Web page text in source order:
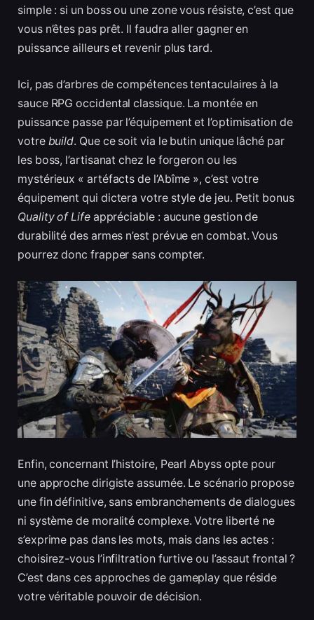
simple : si un boss ou une zone vous résiste, c’est que
vous n’êtes pas prêt. Il faudra aller gagner en
puissance ailleurs et revenir plus tard.
Ici, pas d’arbres de compétences tentaculaires à la
sauce RPG occidental classique. La montée en
puissance passe par l’équipement et l’optimisation de
votre build. Que ce soit via le butin unique lâché par
les boss, l’artisanat chez le forgeron ou les
mystérieux « artéfacts de l’Abîme », c’est votre
équipement qui dictera votre style de jeu. Petit bonus
Quality of Lifeappréciable : aucune gestion de
durabilité des armes n’est prévue en combat. Vous
pourrez donc frapper sans compter.
Enfin, concernant l’histoire, Pearl Abyss opte pour
une approche dirigiste assumée. Le scénario propose
une fin définitive, sans embranchements de dialogues
ni système de moralité complexe. Votre liberté ne
s’exprime pas dans les mots, mais dans les actes :
choisirez-vous l’infiltration furtive ou l’assaut frontal ?
C’est dans ces approches de gameplay que réside
votre véritable pouvoir de décision.